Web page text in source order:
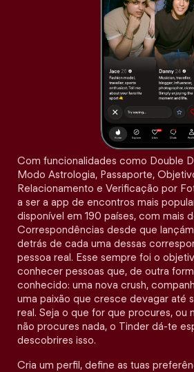
Com funcionalidades como Double
Modo Astrologia, Passaporte,
Relacionamento e Verificação por
a ser a app de encontros mais
disponível em 190 países, com mais
Correspondências desde que
detrás de cada uma dessas
pessoa real. Esse sempre foi o
conhecer pessoas que, de outra
conhecido: uma nova crush,
uma paixão que cresce devagar até
real. Seja o que for que procures, ou
não procures nada, o Tinder dá-te
descobrires isso.
Cria um perfil, define as tuas